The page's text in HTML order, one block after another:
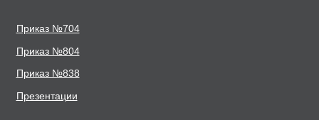
Приказ №704
Приказ №804
Приказ №838
Презентации